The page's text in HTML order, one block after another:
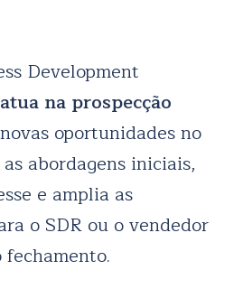
Development
atua na prospecção
oportunidades no
abordagens iniciais,
e amplia as
o SDR ou o vendedor